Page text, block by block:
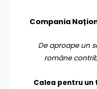
Compania
De aproape un
române
Calea pentru